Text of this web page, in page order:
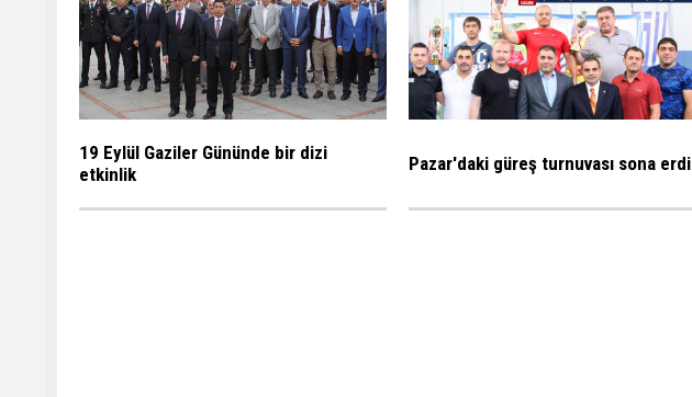
19 Eylül Gaziler Gününde bir dizi
etkinlik
Pazar'daki güreş turnuvası sona erdi